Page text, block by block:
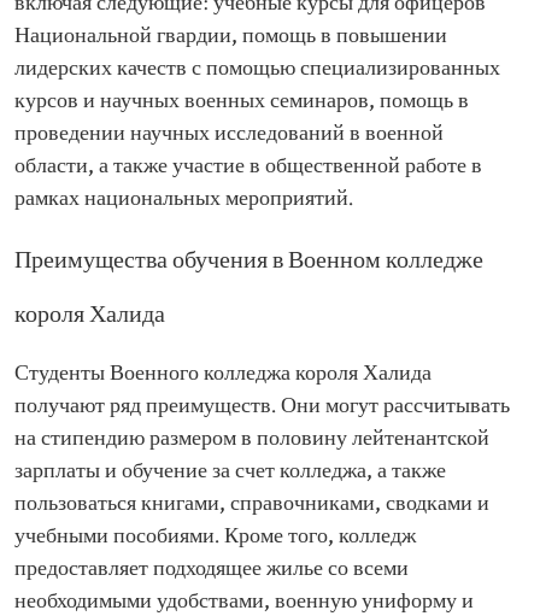
Национальной гвардии, помощь в повышении
лидерских качеств с помощью специализированных
курсов и научных военных семинаров, помощь в
проведении научных исследований в военной
области, а также участие в общественной работе в
рамках национальных мероприятий.
Преимущества обучения в Военном колледже
короля Халида
Студенты Военного колледжа короля Халида
получают ряд преимуществ. Они могут рассчитывать
на стипендию размером в половину лейтенантской
зарплаты и обучение за счет колледжа, а также
пользоваться книгами, справочниками, сводками и
учебными пособиями. Кроме того, колледж
предоставляет подходящее жилье со всеми
необходимыми удобствами, военную униформу и